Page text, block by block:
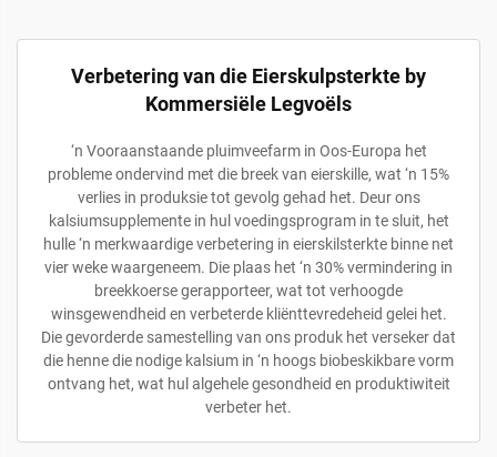
Verbetering van die Eierskulpsterkte by
Kommersiële Legvoëls
‘n Vooraanstaande pluimveefarm in Oos-Europa het
probleme ondervind met die breek van eierskille, wat ‘n 15%
verlies in produksie tot gevolg gehad het. Deur ons
kalsiumsupplemente in hul voedingsprogram in te sluit, het
hulle ‘n merkwaardige verbetering in eierskilsterkte binne net
vier weke waargeneem. Die plaas het ‘n 30% vermindering in
breekkoerse gerapporteer, wat tot verhoogde
winsgewendheid en verbeterde kliënttevredeheid gelei het.
Die gevorderde samestelling van ons produk het verseker dat
die henne die nodige kalsium in ‘n hoogs biobeskikbare vorm
ontvang het, wat hul algehele gesondheid en produktiwiteit
verbeter het.